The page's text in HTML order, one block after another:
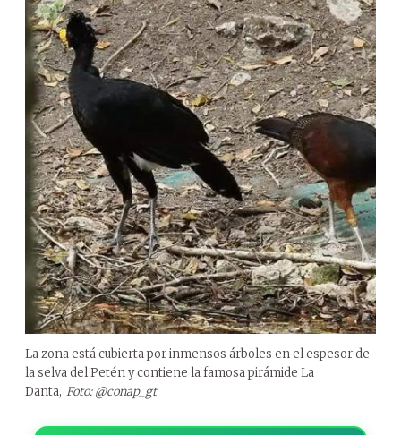
La zona está cubierta por inmensos árboles en el espesor de
la selva del Petén y contiene la famosa pirámide La
Danta, Foto: @conap_gt